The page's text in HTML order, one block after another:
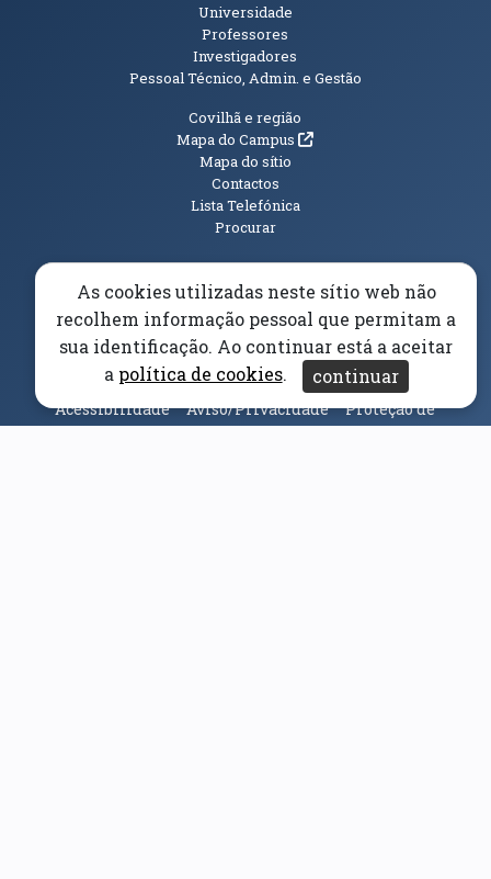
Universidade
Professores
Investigadores
Pessoal Técnico, Admin. e Gestão
Informações Adicionais
Covilhã e região
Mapa do Campus(abre em nova janela)
Mapa do sítio
Contactos
Lista Telefónica
Procurar
Elogios, Sugestões e Reclamações Livro Amarelo
Canal Denúncia(abre em nova janela)
Acessibilidade Aviso/Privacidade
Proteção de
Dados
As cookies utilizadas neste sítio web não
recolhem informação pessoal que permitam a
sua identificação. Ao continuar está a aceitar
a política de cookies. continuar